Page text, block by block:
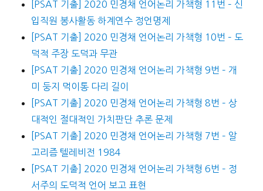
[PSAT 기출] 2020 민경채 언어논리 가책형 11번 – 신
입직원 봉사활동 하계연수 정언명제
[PSAT 기출] 2020 민경채 언어논리 가책형 10번 – 도
덕적 주장 도덕과 무관
[PSAT 기출] 2020 민경채 언어논리 가책형 9번 – 개
미 둥지 먹이통 다리 길이
[PSAT 기출] 2020 민경채 언어논리 가책형 8번 – 상
대적인 절대적인 가치판단 추론 문제
[PSAT 기출] 2020 민경채 언어논리 가책형 7번 – 알
고리즘 텔레비전 1984
[PSAT 기출] 2020 민경채 언어논리 가책형 6번 – 정
서주의 도덕적 언어 보고 표현